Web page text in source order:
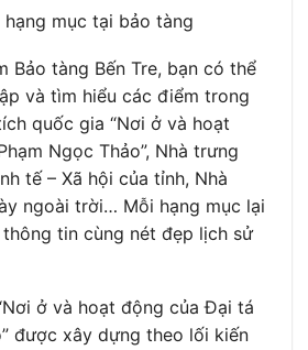
hạng mục tại bảo tàng
Bảo tàng Bến Tre, bạn có thể
và tìm hiểu các điểm trong
quốc gia “Nơi ở và hoạt
Ngọc Thảo”, Nhà trưng
tế – Xã hội của tỉnh, Nhà
ngoài trời… Mỗi hạng mục lại
tin cùng nét đẹp lịch sử
ở và hoạt động của Đại tá
được xây dựng theo lối kiến